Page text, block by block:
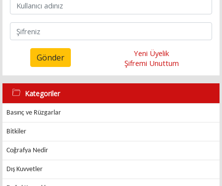
Gönder
Yeni Üyelik
Şifremi Unuttum
Kategoriler
Basınç ve Rüzgarlar
Bitkiler
Coğrafya Nedir
Dış Kuvvetler